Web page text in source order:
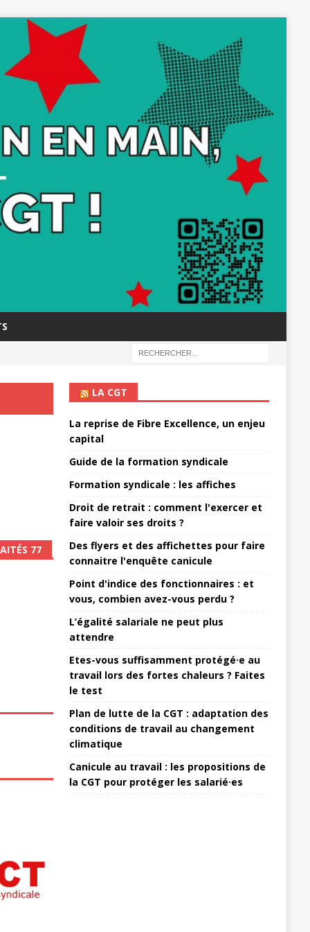
77
LA CGT
La reprise de Fibre Excellence, un enjeu
capital
Guide de la formation syndicale
Formation syndicale : les affiches
Droit de retrait : comment l'exercer et
faire valoir ses droits ?
Des flyers et des affichettes pour faire
connaitre l'enquête canicule
Point d'indice des fonctionnaires : et
vous, combien avez-vous perdu ?
L’égalité salariale ne peut plus
attendre
Etes-vous suffisamment protégé·e au
travail lors des fortes chaleurs ? Faites
le test
Plan de lutte de la CGT : adaptation des
conditions de travail au changement
climatique
Canicule au travail : les propositions de
la CGT pour protéger les salarié·es